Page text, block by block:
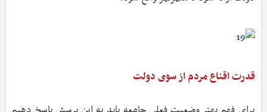
قدرت اقناع مردم از سوی دولت